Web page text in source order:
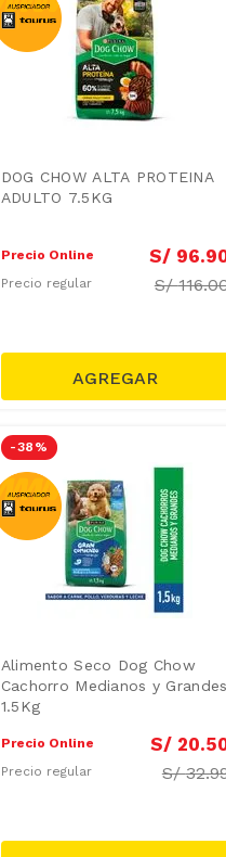
DOG CHOW ALTA PROTEINA
ADULTO 7.5KG
Precio Online S/ 96.
Precio regular S/
-38 %
Alimento Seco Dog Chow
Cachorro Medianos y Grandes
1.5Kg
Precio Online S/ 20.
Precio regular S/